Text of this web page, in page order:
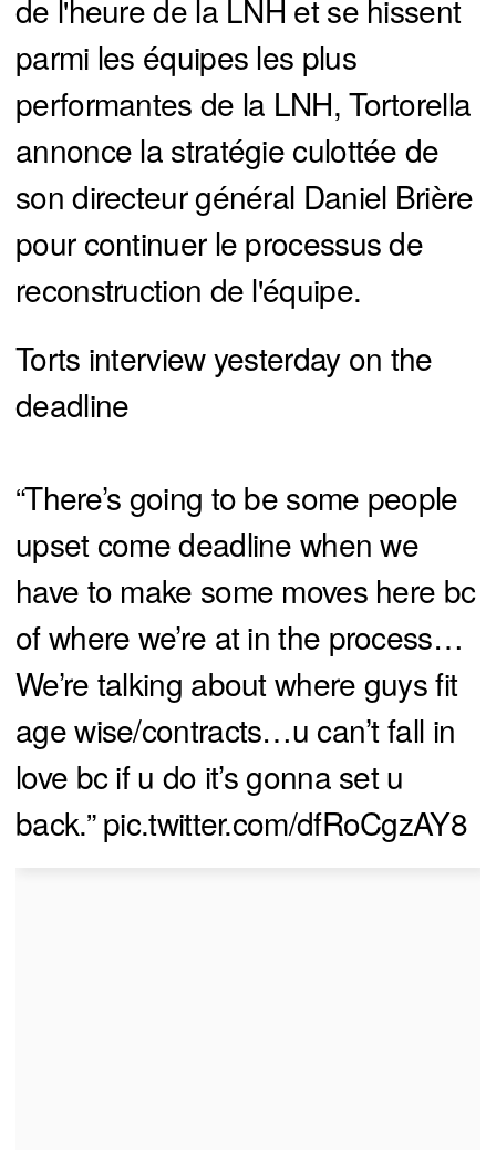
de l'heure de la LNH et se hissent
parmi les équipes les plus
performantes de la LNH, Tortorella
annonce la stratégie culottée de
son directeur général Daniel Brière
pour continuer le processus de
reconstruction de l'équipe.
Torts interview yesterday on the
deadline
“There’s going to be some people
upset come deadline when we
have to make some moves here bc
of where we’re at in the process…
We’re talking about where guys fit
age wise/contracts…u can’t fall in
love bc if u do it’s gonna set u
back.”pic.twitter.com/dfRoCgzAY8